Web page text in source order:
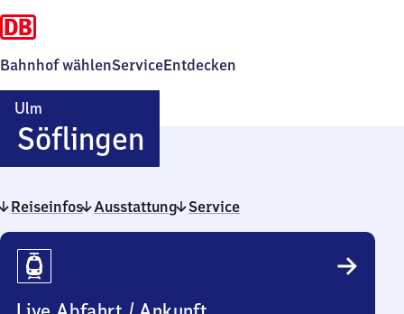
Bahnhof wählenServiceEntdecken
Ulm
SöflingenUlm-
Söflingen
Reiseinfos Ausstattung Service
Reiseinfos